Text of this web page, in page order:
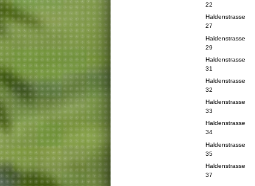
22
Haldenstrasse
27
Haldenstrasse
29
Haldenstrasse
31
Haldenstrasse
32
Haldenstrasse
33
Haldenstrasse
34
Haldenstrasse
35
Haldenstrasse
37